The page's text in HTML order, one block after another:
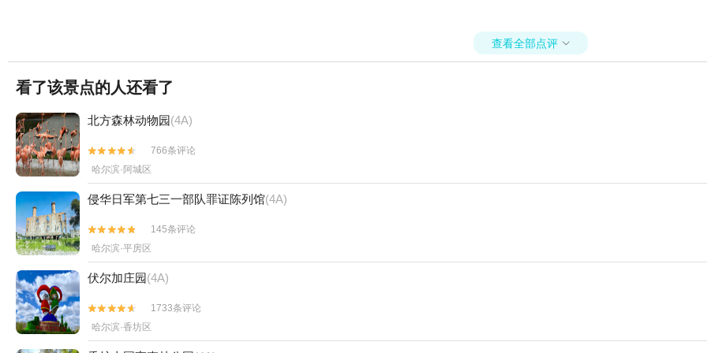
查看全部点评 
看了该景点的人还看了
北方森林动物园(4A)


766条评论
哈尔滨·阿城区
侵华日军第七三一部队罪证陈列馆(4A)


145条评论
哈尔滨·平房区
伏尔加庄园(4A)


1733条评论
哈尔滨·香坊区